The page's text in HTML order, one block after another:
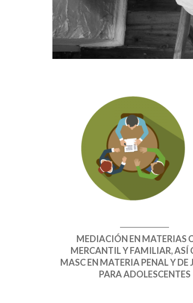
MEDIACIÓN EN MATERIAS
MERCANTIL Y FAMILIAR, ASÍ
MASC EN MATERIA PENAL Y DE
PARA ADOLESCENTES